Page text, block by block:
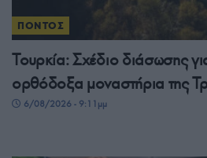
ΠΟΝΤΟΣ
Τουρκία: Σχέδιο διάσωσης
ορθόδοξα μοναστήρια της
6/08/2026 - 9:11μμ